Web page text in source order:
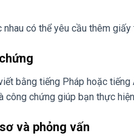
có thể yêu cầu thêm
bằng tiếng Pháp hoặc tiếng
công chứng giúp bạn thực
và phỏng vấn